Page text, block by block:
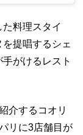
料理スタイ
提唱するシェ
がけるレスト
介するコオリ
リに3店舗目が